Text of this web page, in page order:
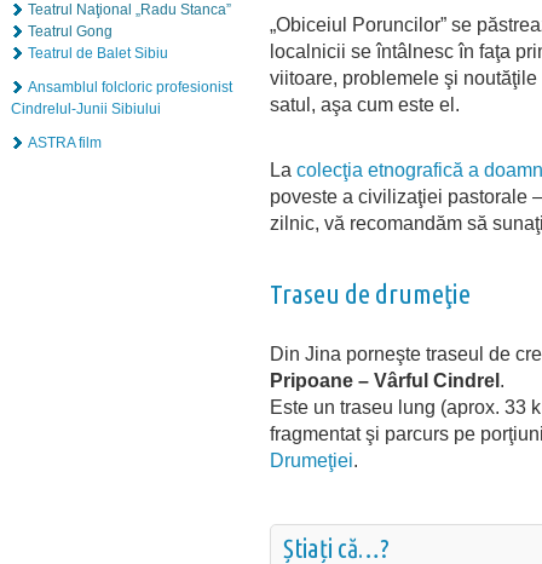
Teatrul Naţional „Radu Stanca”
Teatrul Gong
Teatrul de Balet Sibiu
Ansamblul folcloric profesionist
Cindrelul-Junii Sibiului
ASTRA film
„Obiceiul Poruncilor” se
localnicii se întâlnesc în faţa
viitoare, problemele şi
satul, aşa cum este el.
La colecţia etnografică a
poveste a civilizaţiei pastorale
zilnic, vă recomandăm să
Traseu de drumeţie
Din Jina porneşte traseul de
Pripoane – Vârful Cindrel.
Este un traseu lung (aprox. 33
fragmentat şi parcurs pe
Drumeţiei.
Știați că…?